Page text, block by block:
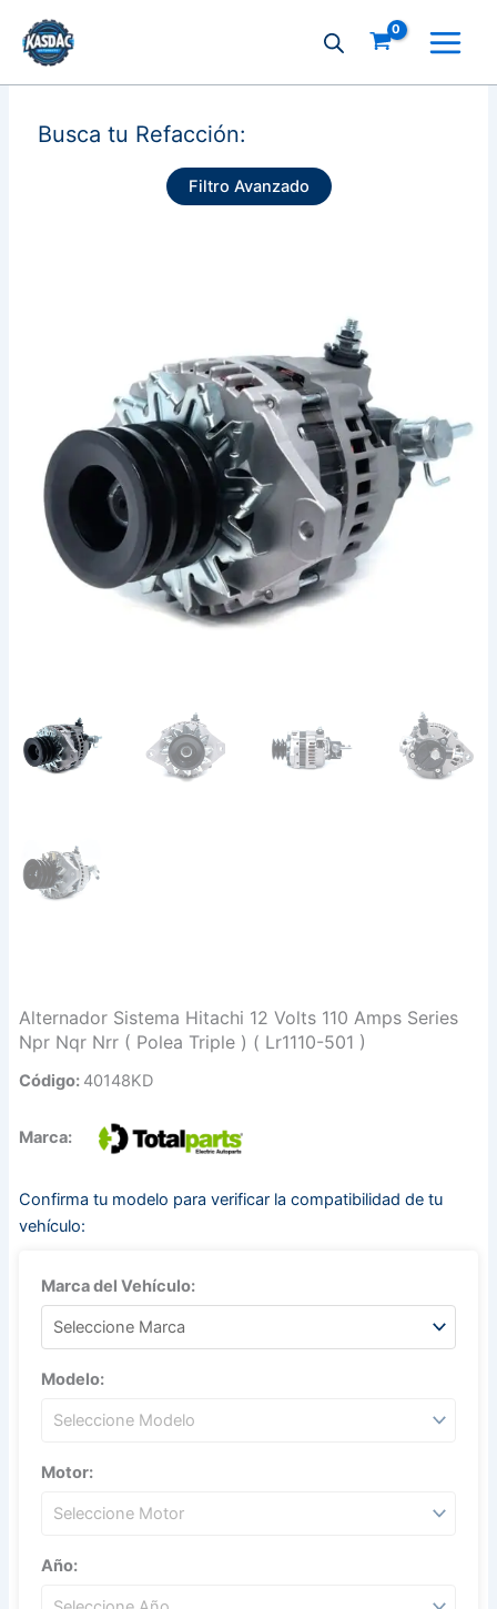
contenido
Busca tu Refacción:
Filtro Avanzado
Alternador Sistema Hitachi 12 Volts 110 Amps Series
Npr Nqr Nrr ( Polea Triple ) ( Lr1110-501 )
Código: 40148KD
Marca:
Confirma tu modelo para verificar la compatibilidad de tu
vehículo:
Marca del Vehículo:
Modelo:
Motor:
Año: